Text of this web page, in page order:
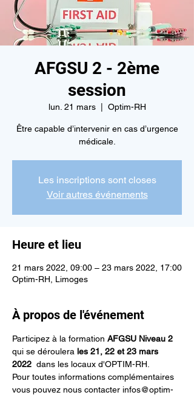
AFGSU 2 - 2ème
session
lun. 21 mars
  |
Optim-RH
Être capable d’intervenir en cas d’urgence
médicale.
Les inscriptions sont closes
Voir autres événements
Heure et lieu
21 mars 2022, 09:00 – 23 mars 2022, 17:00
Optim-RH, Limoges
À propos de l'événement
Participez à la formation AFGSU Niveau 2
qui se déroulera les 21, 22 et 23 mars
2022 dans les locaux d'OPTIM-RH.
Pour toutes informations complémentaires
vous pouvez nous contacter infos@optim-